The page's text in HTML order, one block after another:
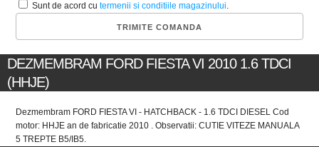
Sunt de acord cutermenii si conditiile magazinului.
DEZMEMBRAM FORD FIESTA VI 2010 1.6 TDCI
(HHJE)
Dezmembram FORD FIESTA VI - HATCHBACK - 1.6 TDCI DIESEL Cod
motor: HHJE an de fabricatie 2010 . Observatii: CUTIE VITEZE MANUALA
5 TREPTE B5/IB5.